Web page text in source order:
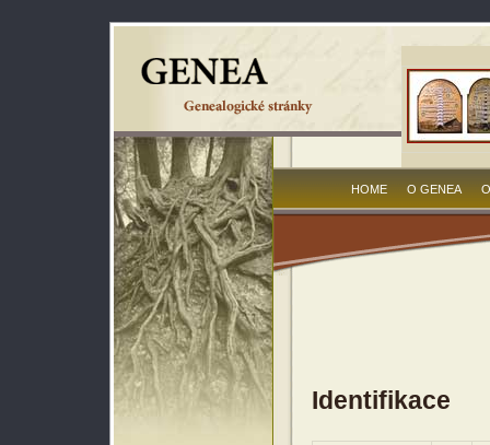
HOME O GENEA
Identifikace